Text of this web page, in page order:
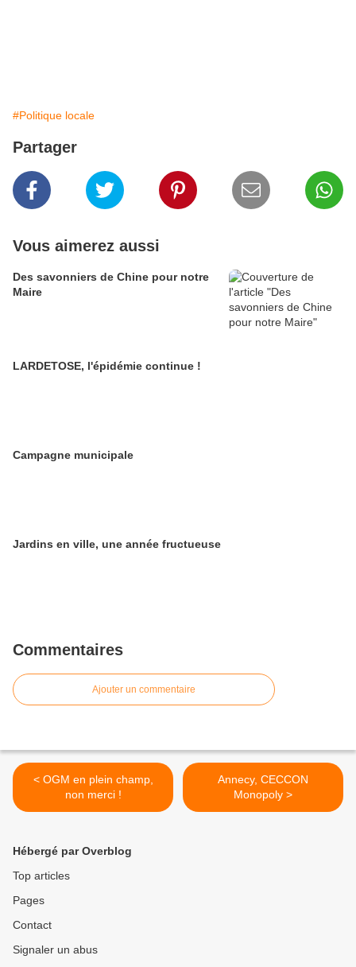
#Politique locale
Partager
Vous aimerez aussi
Des savonniers de Chine pour notre
Maire
LARDETOSE, l'épidémie continue !
Campagne municipale
Jardins en ville, une année fructueuse
Commentaires
Ajouter un commentaire
< OGM en plein champ,
non merci !
Annecy, CECCON
Monopoly >
Hébergé par Overblog
Top articles
Pages
Contact
Signaler un abus